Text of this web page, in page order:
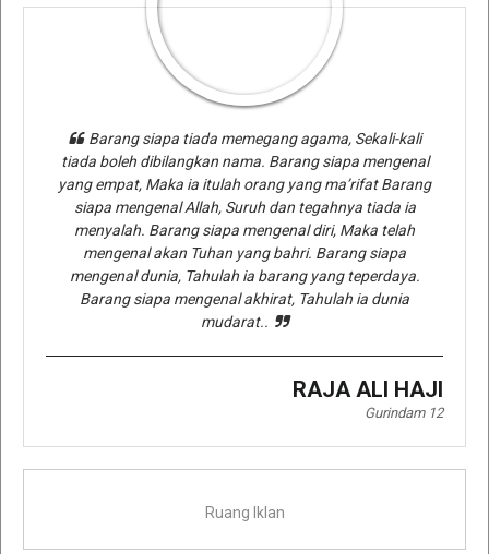
Barang siapa tiada memegang agama, Sekali-kali
tiada boleh dibilangkan nama. Barang siapa mengenal
yang empat, Maka ia itulah orang yang ma’rifat Barang
siapa mengenal Allah, Suruh dan tegahnya tiada ia
menyalah. Barang siapa mengenal diri, Maka telah
mengenal akan Tuhan yang bahri. Barang siapa
mengenal dunia, Tahulah ia barang yang teperdaya.
Barang siapa mengenal akhirat, Tahulah ia dunia
mudarat..
RAJA ALI HAJI
Gurindam 12
Ruang Iklan